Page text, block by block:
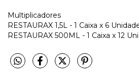
Multiplicadores
RESTAURAX 1,5L - 1 Caixa x 6
RESTAURAX 500ML - 1 Caixa x 12